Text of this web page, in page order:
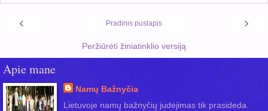
‹ ›
Pradinis puslapis
Peržiūrėti žiniatinklio versiją
Apie mane
Namų Bažnyčia
Lietuvoje namų bažnyčių judėjimas tik prasideda.